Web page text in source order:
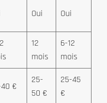
Oui Oui
12
mois
6-12
mois
€
25-
50 €
25-45
€